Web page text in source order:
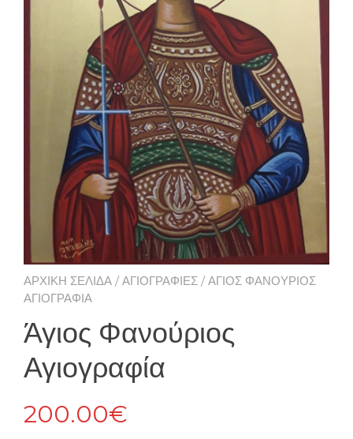
ΑΡΧΙΚΉ ΣΕΛΊΔΑ /ΑΓΙΟΓΡΑΦΊΕΣ / ΆΓΙΟΣ ΦΑΝΟΎΡΙΟΣ
ΑΓΙΟΓΡΑΦΊΑ
Άγιος Φανούριος
Αγιογραφία
200.00€